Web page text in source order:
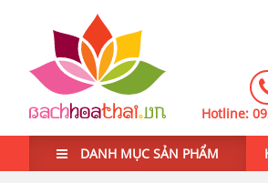
Hotline:
DANH MỤC SẢN PHẨM